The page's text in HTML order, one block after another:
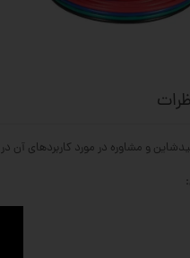
و مشاوره در مورد کاربردهای آن در ساید،